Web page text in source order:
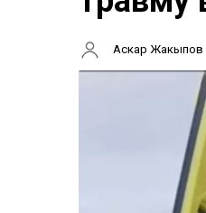
Аскар Жакыпов